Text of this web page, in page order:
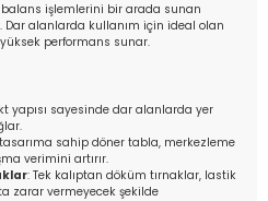
işlemlerini bir arada sunan
alanlarda kullanım için ideal olan
performans sunar.
yapısı sayesinde dar alanlarda yer
tasarıma sahip döner tabla, merkezleme
verimini artırır.
: Tek kalıptan döküm tırnaklar, lastik
zarar vermeyecek şekilde